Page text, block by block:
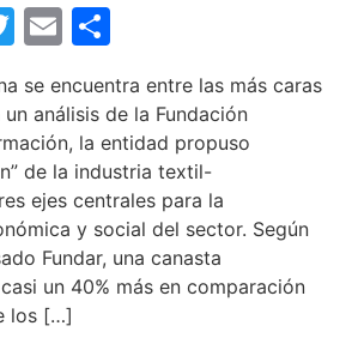
Twitter
Email
se encuentra entre las más caras
análisis de la Fundación
la entidad propuso
de la industria textil-
ejes centrales para la
y social del sector. Según
Fundar, una canasta
un 40% más en comparación
los […]